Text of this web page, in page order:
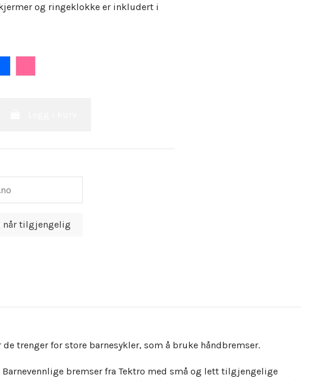
og ringeklokke er inkludert i
trenger for store barnesykler, som å bruke håndbremser.
bremser fra Tektro med små og lett tilgjengelige